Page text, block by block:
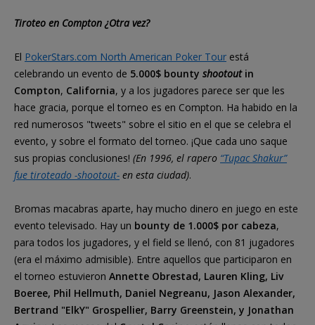
Tiroteo en Compton ¿Otra vez?
El PokerStars.com North American Poker Tour está
celebrando un evento de 5.000$ bounty shootout in
Compton, California, y a los jugadores parece ser que les
hace gracia, porque el torneo es en Compton. Ha habido en la
red numerosos "tweets" sobre el sitio en el que se celebra el
evento, y sobre el formato del torneo. ¡Que cada uno saque
sus propias conclusiones! (En 1996, el rapero “Tupac Shakur”
fue tiroteado -shootout- en esta ciudad).
Bromas macabras aparte, hay mucho dinero en juego en este
evento televisado. Hay un bounty de 1.000$ por cabeza,
para todos los jugadores, y el field se llenó, con 81 jugadores
(era el máximo admisible). Entre aquellos que participaron en
el torneo estuvieron Annette Obrestad, Lauren Kling, Liv
Boeree, Phil Hellmuth, Daniel Negreanu, Jason Alexander,
Bertrand "ElkY" Grospellier, Barry Greenstein, y Jonathan